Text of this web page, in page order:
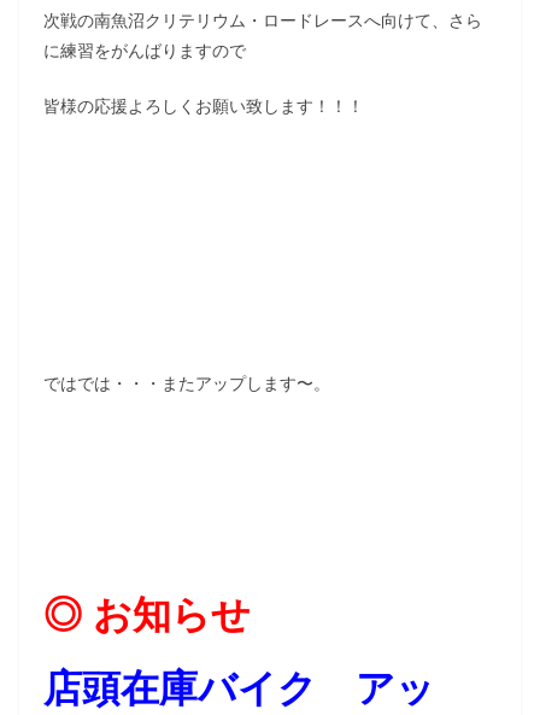
次戦の南魚沼クリテリウム・ロードレースへ向けて、さら
に練習をがんばりますので
皆様の応援よろしくお願い致します！！！
ではでは・・・またアップします〜。
◎ お知らせ
店頭在庫バイク アッ